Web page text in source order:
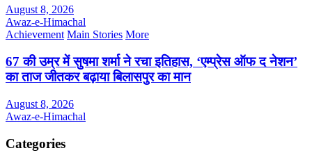
August 8, 2026
Awaz-e-Himachal
Achievement Main Stories More
67 की उम्र में सुषमा शर्मा ने रचा इतिहास, ‘एम्प्रेस ऑफ द नेशन’
का ताज जीतकर बढ़ाया बिलासपुर का मान
August 8, 2026
Awaz-e-Himachal
Categories